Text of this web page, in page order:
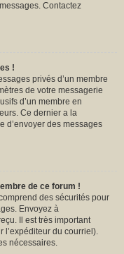
Contactez
!
privés d’un membre
de votre messagerie
d’un membre en
Ce dernier a la
d’envoyer des messages
de ce forum !
des sécurités pour
Envoyez à
Il est très important
l’expéditeur du courriel).
nécessaires.